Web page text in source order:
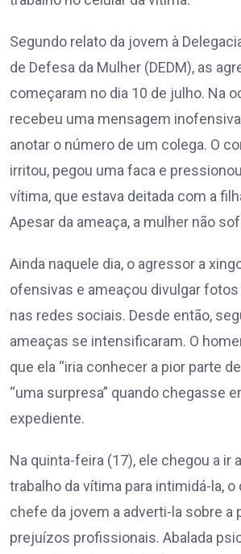
Segundo relato da jovem à
de Defesa da Mulher (DEDM), as
começaram no dia 10 de julho. Na
recebeu uma mensagem
anotar o número de um colega. O
irritou, pegou uma faca e
vítima, que estava deitada com a
Apesar da ameaça, a mulher não
Ainda naquele dia, o agressor a
ofensivas e ameaçou divulgar
nas redes sociais. Desde então,
ameaças se intensificaram. O
que ela “iria conhecer a pior parte
“uma surpresa” quando chegasse
expediente.
Na quinta-feira (17), ele chegou a ir
trabalho da vítima para intimidá-la, o
chefe da jovem a adverti-la sobre a
prejuízos profissionais. Abalada